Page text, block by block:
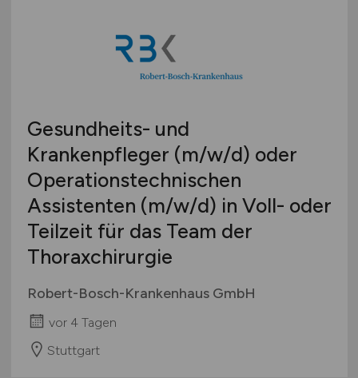
Gesundheits- und
Krankenpfleger (m/w/d) oder
Operationstechnischen
Assistenten (m/w/d) in Voll- oder
Teilzeit für das Team der
Thoraxchirurgie
Robert-Bosch-Krankenhaus GmbH
vor 4 Tagen
Stuttgart